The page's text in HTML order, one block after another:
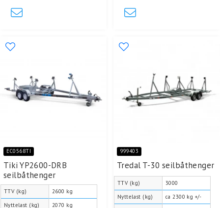
EC0568TI
Tiki YP2600-DRB
seilbåthenger
TTV (kg)
2600 kg
Nyttelast (kg)
2070 kg
999403
Tredal T-30 seilbåthenger
TTV (kg)
3000
Nyttelast (kg)
ca 2300 kg +/-